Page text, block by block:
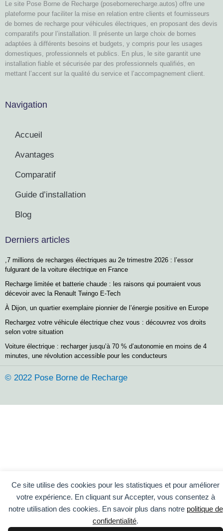
Ce site utilise des cookies pour les statistiques et pour améliorer
votre expérience. En cliquant sur Accepter, vous consentez à
notre utilisation des cookies. En savoir plus dans notre politique de
confidentialité.
Le site Pose Borne de Recharge (posebornerecharge.autos) offre une
plateforme pour faciliter la mise en relation entre clients et fournisseurs
de bornes de recharge pour véhicules électriques, en proposant des devis
comparatifs pour l’installation. Il présente un large choix de bornes
adaptées à différents besoins et budgets, y compris pour les usages
domestiques, professionnels et publics. En plus, le site garantit une
installation fiable et sécurisée par des professionnels qualifiés, en
mettant l’accent sur la qualité du service et l’accompagnement client.
Navigation
Accueil
Avantages
Comparatif
Guide d’installation
Blog
Derniers articles
,7 millions de recharges électriques au 2e trimestre 2026 : l’essor
fulgurant de la voiture électrique en France
Recharge limitée et batterie chaude : les raisons qui pourraient vous
décevoir avec la Renault Twingo E-Tech
À Dijon, un quartier exemplaire pionnier de l’énergie positive en Europe
Rechargez votre véhicule électrique chez vous : découvrez vos droits
selon votre situation
Voiture électrique : recharger jusqu’à 70 % d’autonomie en moins de 4
minutes, une révolution accessible pour les conducteurs
© 2022 Pose Borne de Recharge